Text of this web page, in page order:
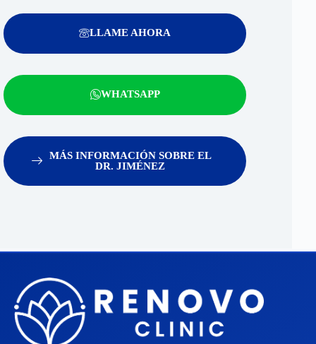
LLAME AHORA
WHATSAPP
MÁS INFORMACIÓN SOBRE EL
DR. JIMÉNEZ